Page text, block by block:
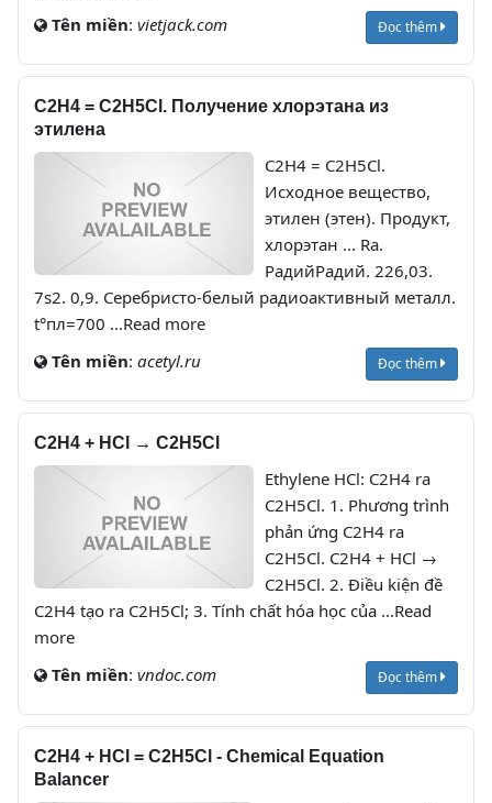
Tên miền: vietjack.com Đọc thêm
C2H4 = C2H5Cl. Получение хлорэтана из
этилена
C2H4 = C2H5Cl.
Исходное вещество,
этилен (этен). Продукт,
хлорэтан ... Ra.
РадийРадий. 226,03.
7s2. 0,9. Серебристо-белый радиоактивный металл.
t°пл=700 ...Read more
Tên miền: acetyl.ru Đọc thêm
C2H4 + HCl → C2H5Cl
Ethylene HCl: C2H4 ra
C2H5Cl. 1. Phương trình
phản ứng C2H4 ra
C2H5Cl. C2H4 + HCl →
C2H5Cl. 2. Điều kiện đề
C2H4 tạo ra C2H5Cl; 3. Tính chất hóa học của ...Read
more
Tên miền: vndoc.com Đọc thêm
C2H4 + HCl = C2H5Cl - Chemical Equation
Balancer